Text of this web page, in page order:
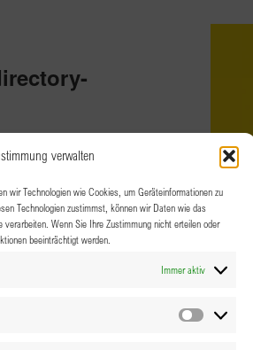
verwalten
wir Technologien wie Cookies, um Geräteinformationen zu
Technologien zustimmst, können wir Daten wie das
Wenn Sie Ihre Zustimmung nicht erteilen oder
beeinträchtigt werden.
Immer aktiv
Statistiken
eigene Profilseite auf
ein